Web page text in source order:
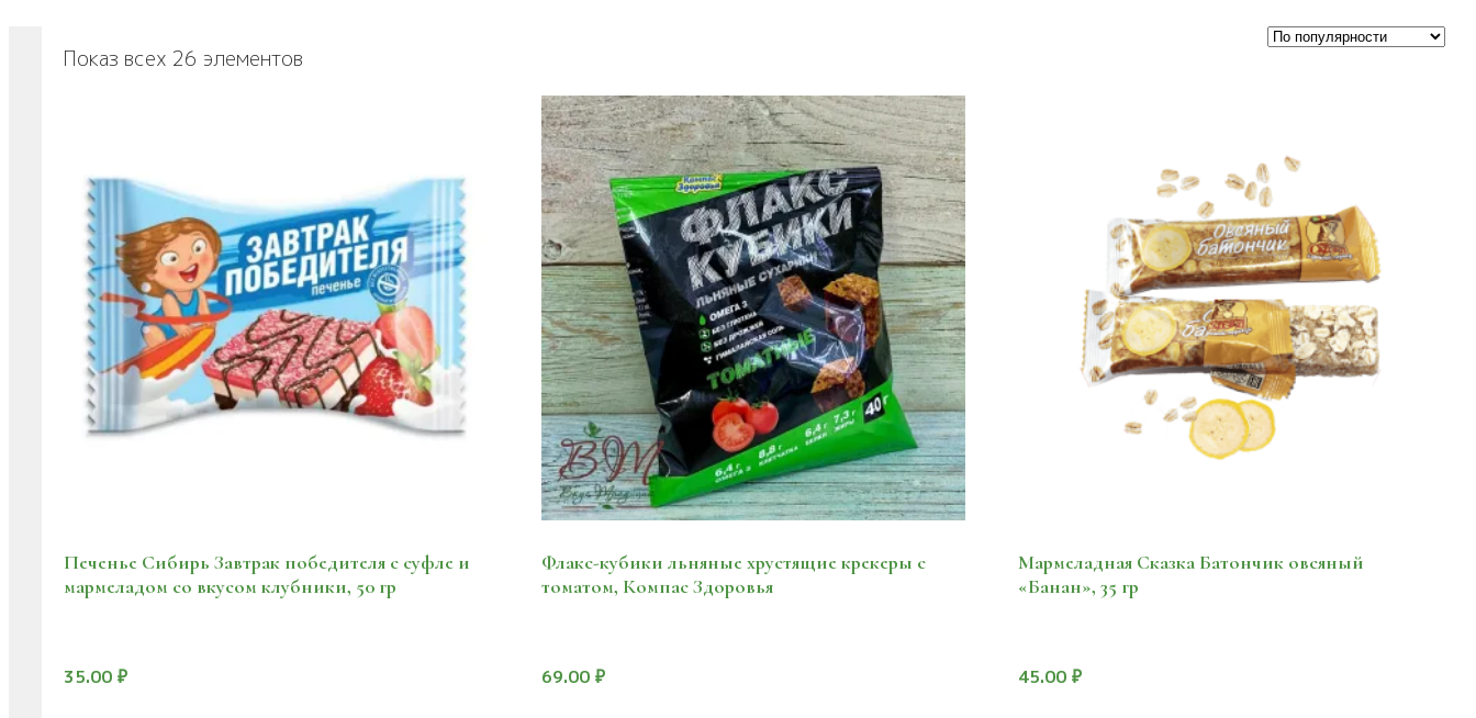
Показ всех 26 элементов
Печенье Сибирь Завтрак победителя с суфле и
мармеладом со вкусом клубники, 50 гр
35.00 ₽
Флакс-кубики льняные хрустящие крекеры с
томатом, Компас Здоровья
69.00 ₽
Мармеладная Сказка Батончик овсяный
«Банан», 35 гр
45.00₽